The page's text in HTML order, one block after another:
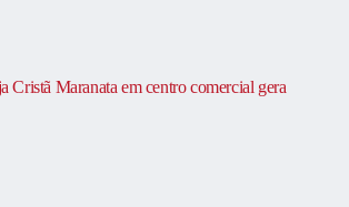
Cristã Maranata em centro comercial gera